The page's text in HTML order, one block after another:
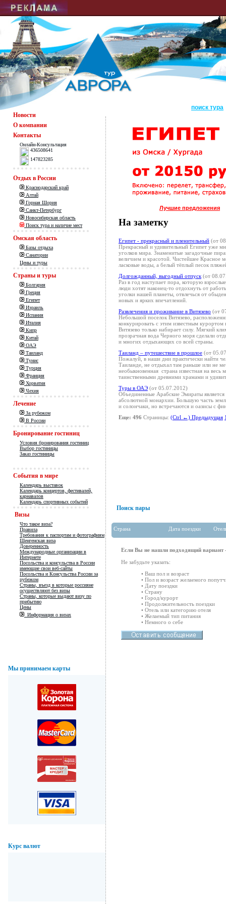
поиск тура
Новости
О компании
Контакты
Онлайн-Консультация
436508641
147823285
Отдых в России
Краснодарский край
Алтай
Горная Шория
Санкт-Петербург
Новосибирская область
Поиск тура и наличие мест
Омская область
Базы отдыха
Санатории
Цены и туры
Страны и туры
Болгария
Греция
Египет
Израиль
Испания
Италия
Кипр
Китай
ОАЭ
Таиланд
Тунис
Турция
Франция
Хорватия
Чехия
Лечение
За рубежом
В России
Бронирование гостиниц
Условия бронирования гостиниц
Выбор гостиницы
Заказ гостиницы
События в мире
Календарь выставок
Календарь концертов, фестивалей,
карнавалов
Календарь спортивных событий
Визы
Что такое виза?
Правила
Требования к паспортам и фотографиям
Шенгенская виза
Доверенность
Международные организации в
Интернете
Посольства и консульства в России
имеющие свои веб-сайты
Посольства и Консульства России за
рубежом
Страны, въезд в которые россияне
осуществляют без визы
Страны, которые выдают визу по
прибытию
Цены
Информация о визах
Мы принимаем карты
Курс валют
Лучшие предложения
На заметку
Египет - прекрасный и пленительный (от
Прекрасный и удивительный Египет уже
уголков мира. Знаменитые загадочные
величием и красотой. Чистейшее Красное
ласковые воды, а белый тёплый песок
Долгожданный, выгодный отпуск (от
Раз в год наступает пора, которую
люди хотят наконец-то отдохнуть от
уголки нашей планеты, отвлечься от
новых и ярких впечатлений.
Развлечения и проживание в Витязево (от
Небольшой поселок Витязево,
конкурировать с этим известным
Витязево только набирает силу. Мягкий
прозрачная вода Черного моря сделали
и многих отдыхающих со всей страны.
Таиланд – путешествие в прошлое (от
Пожалуй, в наши дни практически найти
Таиланде, не отдыхал там раньше или не
необыкновенная страна известная на
таинственными древними храмами и
Туры в ОАЭ (от 05.07.2012)
Объединенные Арабские Эмираты
абсолютной монархии. Большую часть
и солончаки, но встречаются и оазисы с
Еще: 496 Страницы: (Ctrl ←) Предыдущая
Поиск пары
Страна Дата поездки
Если Вы не нашли подходящий вариант
Не забудьте указать:
• Ваш пол и возраст
• Пол и возраст желаемого
• Дату поездки
• Страну
• Город/курорт
• Продолжительность поездки
• Отель или категорию отеля
• Желаемый тип питания
• Немного о себе